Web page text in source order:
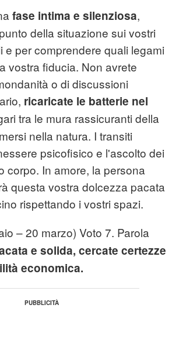
fase intima e silenziosa,
della situazione sui vostri
e per comprendere quali legami
vostra fiducia. Non avrete
o di discussioni
ricaricate le batterie nel
tra le mura rassicuranti della
nella natura. I transiti
psicofisico e l'ascolto dei
corpo. In amore, la persona
questa vostra dolcezza pacata
rispettando i vostri spazi.
– 20 marzo) Voto 7. Parola
e solida, cercate certezze
economica.